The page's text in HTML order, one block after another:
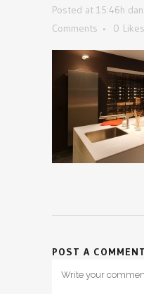
Posted at 15:46h
Comments
0 Likes
POST A COMMENT